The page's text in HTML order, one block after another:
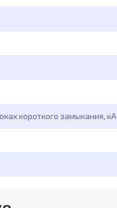
короткого замыкания, кА